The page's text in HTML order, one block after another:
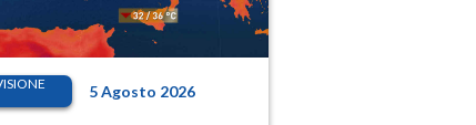
5 Agosto 2026